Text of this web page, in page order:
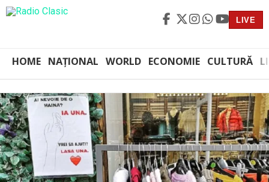
LIVE
HOME NAȚIONAL WORLD ECONOMIE CULTURĂ